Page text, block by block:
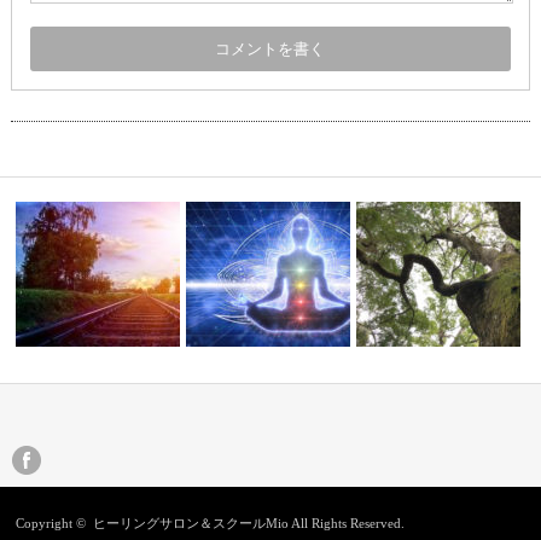
チャクラのスキャニング
Copyright © ヒーリングサロン＆スクールMio All Rights Reserved.